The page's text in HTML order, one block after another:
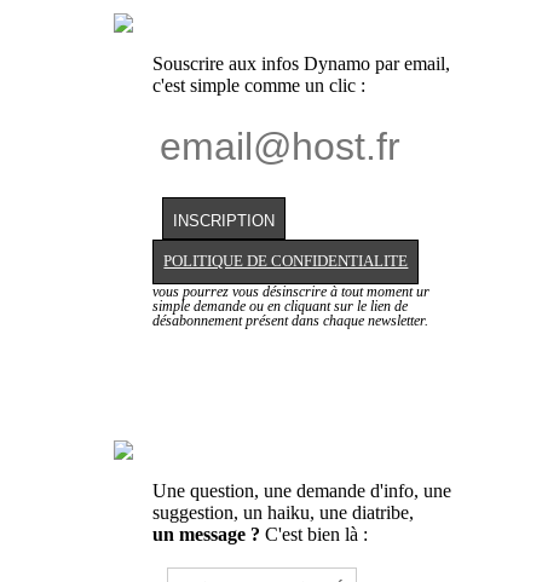
Souscrire aux infos Dynamo par email,
c'est simple comme un clic :
POLITIQUE DE CONFIDENTIALITE
vous pourrez vous désinscrire à tout moment ur
simple demande ou en cliquant sur le lien de
désabonnement présent dans chaque newsletter.
Une question, une demande d'info, une
suggestion, un haiku, une diatribe,
un message ? C'est bien là :